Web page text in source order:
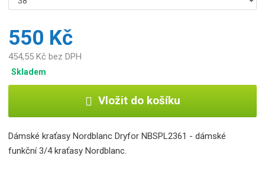
550 Kč
454,55 Kč bez DPH
Skladem
Vložit do košíku
Dámské kraťasy Nordblanc Dryfor NBSPL2361 - dámské
funkční 3/4 kraťasy Nordblanc.